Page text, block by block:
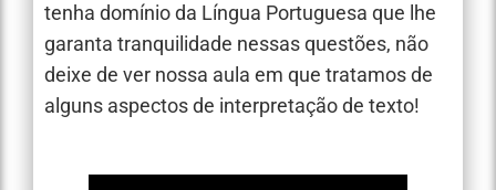
tenha domínio da Língua Portuguesa que lhe
garanta tranquilidade nessas questões, não
deixe de ver nossa aula em que tratamos de
alguns aspectos de interpretação de texto!